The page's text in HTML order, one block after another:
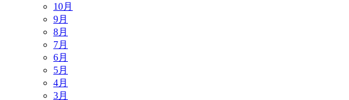
10月
9月
8月
7月
6月
5月
4月
3月